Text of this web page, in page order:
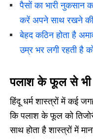
पैसों का भारी नुकसान
करें अपने साथ रखने
बेहद कठिन होता है
उम्र भर लगी रहती है
पलाश के फूल से भी
हिंदू धर्म शास्त्रों में कई
कि पलाश के फूल को
साथ होता है शास्त्रों में